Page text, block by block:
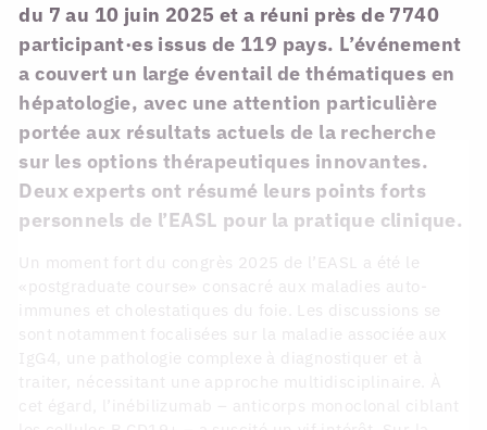
du 7 au 10 juin 2025 et a réuni près de 7740
participant·es issus de 119 pays. L’événement
a couvert un large éventail de thématiques en
hépatologie, avec une attention particulière
portée aux résultats actuels de la recherche
sur les options thérapeutiques innovantes.
Deux experts ont résumé leurs points forts
personnels de l’EASL pour la pratique clinique.
Un moment fort du congrès 2025 de l’EASL a été le
«postgraduate course» consacré aux maladies auto-
immunes et cholestatiques du foie. Les discussions se
sont notamment focalisées sur la maladie associée aux